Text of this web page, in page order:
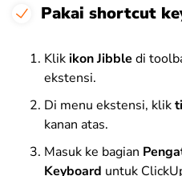
Pakai shortcut
Klikikon Jibble di
ekstensi.
Di menu ekstensi, klik
kanan atas.
Masuk ke bagian
Keyboard untuk